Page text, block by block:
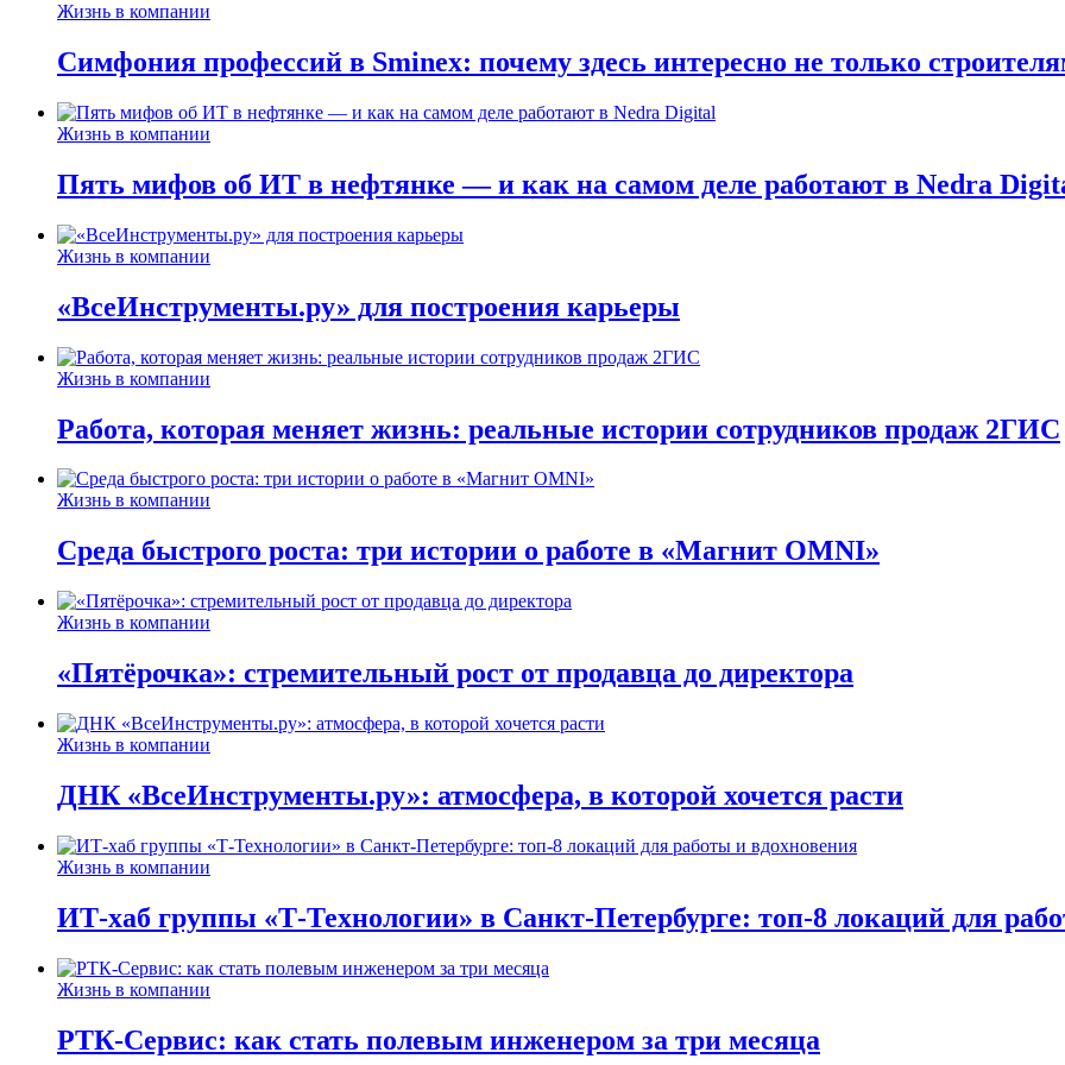
Жизнь в компании
Симфония профессий в Sminex: почему здесь интересно не только
Жизнь в компании
Пять мифов об ИТ в нефтянке — и как на самом деле работают в Nedra
Жизнь в компании
«ВсеИнструменты.ру» для построения карьеры
Жизнь в компании
Работа, которая меняет жизнь: реальные истории сотрудников продаж 2ГИС
Жизнь в компании
Среда быстрого роста: три истории о работе в «Магнит OMNI»
Жизнь в компании
«Пятёрочка»: стремительный рост от продавца до директора
Жизнь в компании
ДНК «ВсеИнструменты.ру»: атмосфера, в которой хочется расти
Жизнь в компании
ИТ-хаб группы «Т-Технологии» в Санкт-Петербурге: топ-8 локаций для
Жизнь в компании
РТК-Сервис: как стать полевым инженером за три месяца